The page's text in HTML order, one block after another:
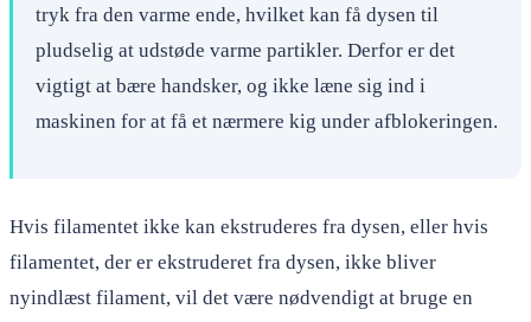
tryk fra den varme ende, hvilket kan få dysen til
pludselig at udstøde varme partikler. Derfor er det
vigtigt at bære handsker, og ikke læne sig ind i
maskinen for at få et nærmere kig under afblokeringen.
Hvis filamentet ikke kan ekstruderes fra dysen, eller hvis
filamentet, der er ekstruderet fra dysen, ikke bliver
nyindlæst filament, vil det være nødvendigt at bruge en